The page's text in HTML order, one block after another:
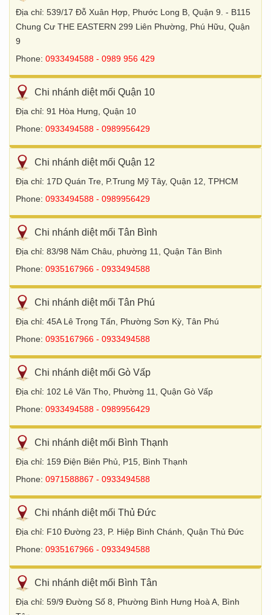
Địa chỉ: 539/17 Đỗ Xuân Hợp, Phước Long B, Quận 9. - B115
Chung Cư THE EASTERN 299 Liên Phường, Phú Hữu, Quận
9
Phone: 0933494588 - 0989 956 429
Chi nhánh diệt mối Quận 10
Địa chỉ: 91 Hòa Hưng, Quận 10
Phone: 0933494588 - 0989956429
Chi nhánh diệt mối Quận 12
Địa chỉ: 17D Quán Tre, P.Trung Mỹ Tây, Quận 12, TPHCM
Phone: 0933494588 - 0989956429
Chi nhánh diệt mối Tân Bình
Địa chỉ: 83/98 Năm Châu, phường 11, Quận Tân Bình
Phone: 0935167966 - 0933494588
Chi nhánh diệt mối Tân Phú
Địa chỉ: 45A Lê Trọng Tấn, Phường Sơn Kỳ, Tân Phú
Phone: 0935167966 - 0933494588
Chi nhánh diệt mối Gò Vấp
Địa chỉ: 102 Lê Văn Thọ, Phường 11, Quận Gò Vấp
Phone: 0933494588 - 0989956429
Chi nhánh diệt mối Bình Thạnh
Địa chỉ: 159 Điện Biên Phủ, P15, Bình Thạnh
Phone: 0971588867 - 0933494588
Chi nhánh diệt mối Thủ Đức
Địa chỉ: F10 Đường 23, P. Hiệp Bình Chánh, Quận Thủ Đức
Phone: 0935167966 - 0933494588
Chi nhánh diệt mối Bình Tân
Địa chỉ: 59/9 Đường Số 8, Phường Bình Hưng Hoà A, Bình